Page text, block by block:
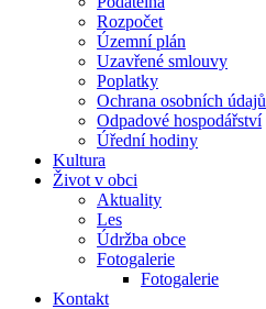
Rozpočet
Územní plán
Uzavřené smlouvy
Poplatky
Ochrana osobních údajů
Odpadové hospodářství
Úřední hodiny
Kultura
Život v obci
Aktuality
Les
Údržba obce
Fotogalerie
Fotogalerie
Kontakt